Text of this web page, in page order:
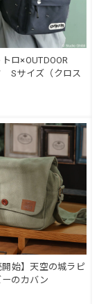
トロ×OUTDOOR
Sサイズ（クロス
開始】天空の城ラピ
のカバン